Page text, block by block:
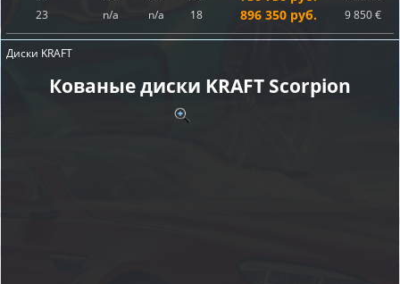
23
n/a n/a 18 896 350 руб. 9 850 €
Диски KRAFT
Кованые диски KRAFT Scorpion